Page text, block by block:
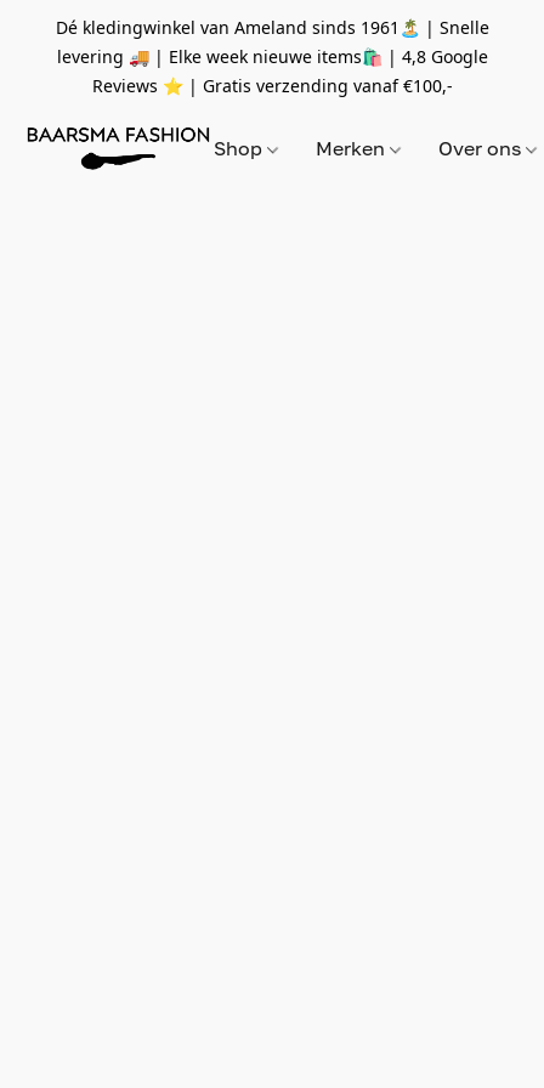
Dé kledingwinkel van Ameland sinds 1961🏝 | Snelle
levering 🚚 | Elke week nieuwe items🛍 | 4,8 Google
Reviews ⭐️ | Gratis verzending vanaf€100,-
Shop Merken Over ons